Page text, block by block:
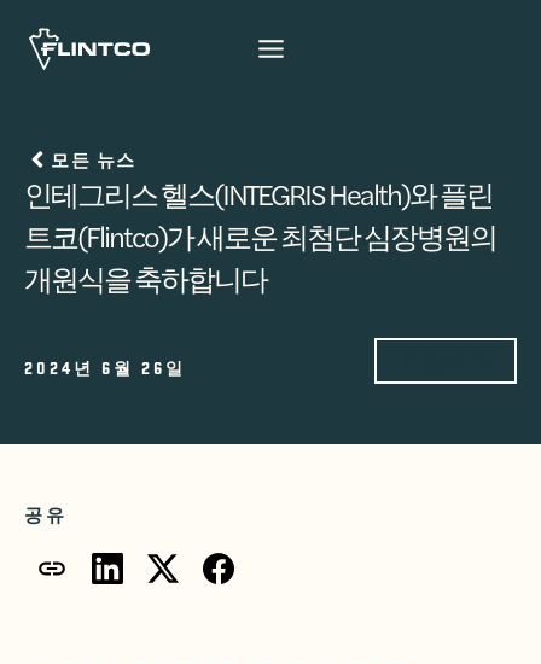
모든 뉴스
인테그리스 헬스(INTEGRIS Health)와 플린
트코(Flintco)가 새로운 최첨단 심장병원의
개원식을 축하합니다
2024년 6월 26일
공유